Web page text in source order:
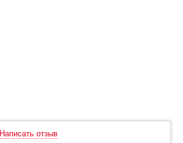
Написать отзыв